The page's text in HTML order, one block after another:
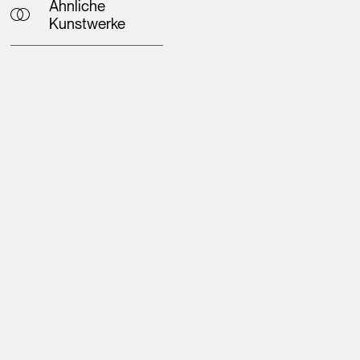
Ähnliche
Kunstwerke